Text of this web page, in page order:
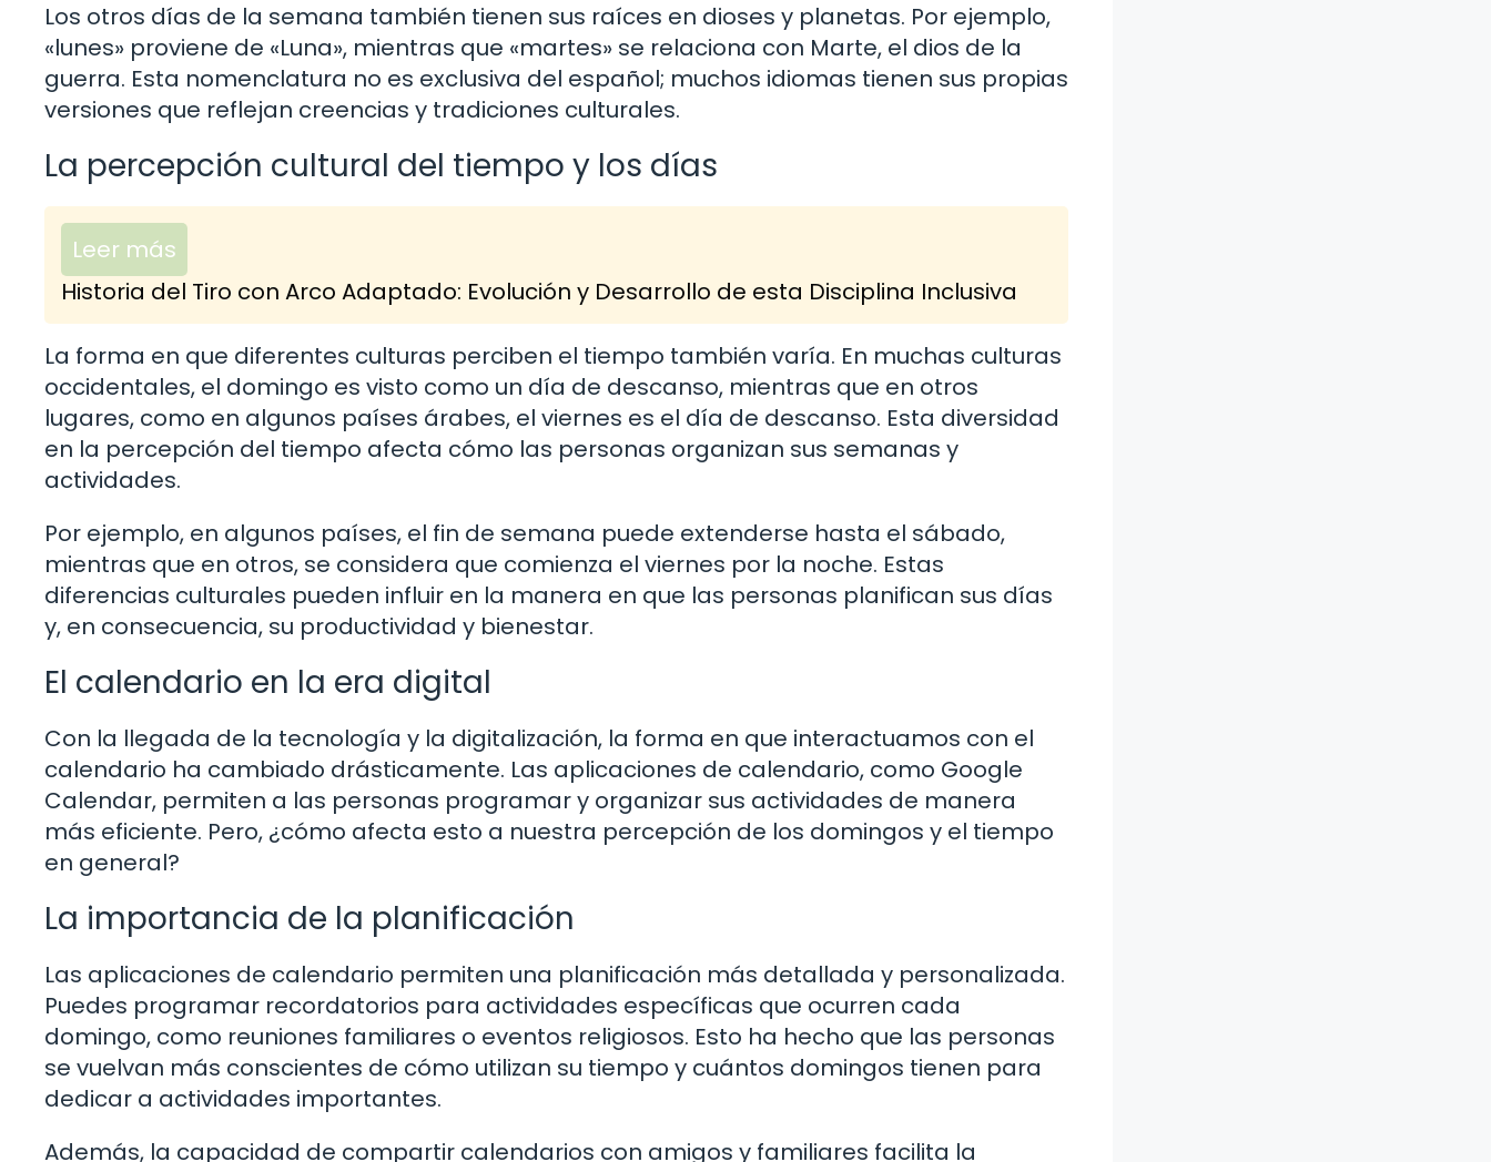
Los otros días de la semana también tienen sus raíces en dioses y planetas. Por ejemplo,
«lunes» proviene de «Luna», mientras que «martes» se relaciona con Marte, el dios de la
guerra. Esta nomenclatura no es exclusiva del español; muchos idiomas tienen sus propias
versiones que reflejan creencias y tradiciones culturales.
La percepción cultural del tiempo y los días
Leer más
Historia del Tiro con Arco Adaptado: Evolución y Desarrollo de esta Disciplina Inclusiva
La forma en que diferentes culturas perciben el tiempo también varía. En muchas culturas
occidentales, el domingo es visto como un día de descanso, mientras que en otros
lugares, como en algunos países árabes, el viernes es el día de descanso. Esta diversidad
en la percepción del tiempo afecta cómo las personas organizan sus semanas y
actividades.
Por ejemplo, en algunos países, el fin de semana puede extenderse hasta el sábado,
mientras que en otros, se considera que comienza el viernes por la noche. Estas
diferencias culturales pueden influir en la manera en que las personas planifican sus días
y, en consecuencia, su productividad y bienestar.
El calendario en la era digital
Con la llegada de la tecnología y la digitalización, la forma en que interactuamos con el
calendario ha cambiado drásticamente. Las aplicaciones de calendario, como Google
Calendar, permiten a las personas programar y organizar sus actividades de manera
más eficiente. Pero, ¿cómo afecta esto a nuestra percepción de los domingos y el tiempo
en general?
La importancia de la planificación
Las aplicaciones de calendario permiten una planificación más detallada y personalizada.
Puedes programar recordatorios para actividades específicas que ocurren cada
domingo, como reuniones familiares o eventos religiosos. Esto ha hecho que las personas
se vuelvan más conscientes de cómo utilizan su tiempo y cuántos domingos tienen para
dedicar a actividades importantes.
Además, la capacidad de compartir calendarios con amigos y familiares facilita la